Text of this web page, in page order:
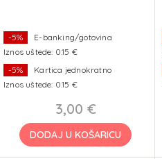
-5%
E-banking/gotovina
Iznos uštede: 0.15 €
-5%
Kartica jednokratno
Iznos uštede: 0.15 €
3,00 €
DODAJ U KOŠARICU